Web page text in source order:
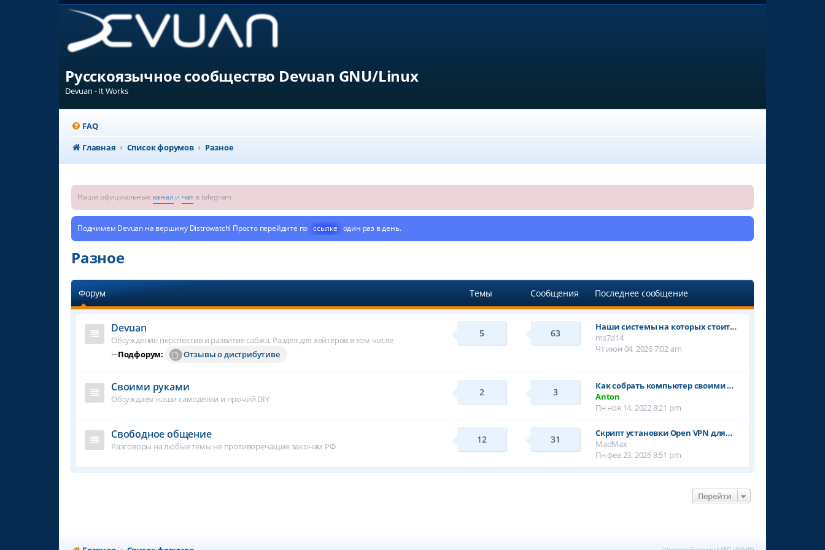
Русскоязычное сообщество Devuan GNU/Linux
Devuan - It Works
FAQ
Главная
Список форумов Разное
Наши официальные канал и чатв telegram
Поднимем Devuan на вершину Distrowatch! Просто перейдите по ссылке один раз в день.
Разное
Форум Темы Сообщения Последнее сообщение
Devuan
Обсуждение перспектив и развития сабжа. Раздел для хейтеров в том числе
⊢Подфорум: Отзывы о дистрибутиве
5 63
Наши системы на которых стоит…
ms7d14
Чт июн 04, 2026 7:02 am
Своими руками
Обсуждаем наши самоделки и прочий DIY
2 3
Как собрать компьютер своими …
Anton
Пн ноя 14, 2022 8:21 pm
Свободное общение
Разговоры на любые темы не противоречащие законам РФ
12 31
Cкрипт установки Open VPN для…
MadMax
Пн фев 23, 2026 8:51 pm
Перейти